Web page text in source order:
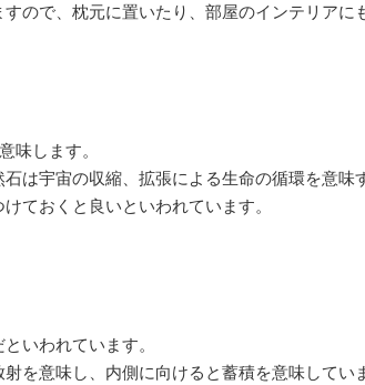
ので、枕元に置いたり、部屋のインテリアに
味します。
は宇宙の収縮、拡張による生命の循環を意
ておくと良いといわれています。
いわれています。
を意味し、内側に向けると蓄積を意味して